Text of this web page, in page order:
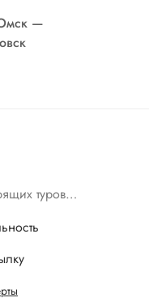
—
туров…